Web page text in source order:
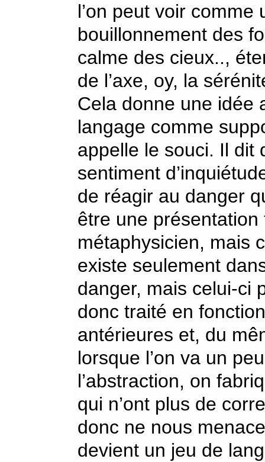
l’on peut voir
bouillonnement des
calme des cieux..,
de l’axe, oy, la
Cela donne une idée
langage comme
appelle le souci. Il dit
sentiment
de réagir au danger
être une
métaphysicien, mais
existe seulement
danger, mais celui-ci
donc traité en
antérieures et, du
lorsque l’on va un
l’abstraction, on
qui n’ont plus de
donc ne nous
devient un jeu de